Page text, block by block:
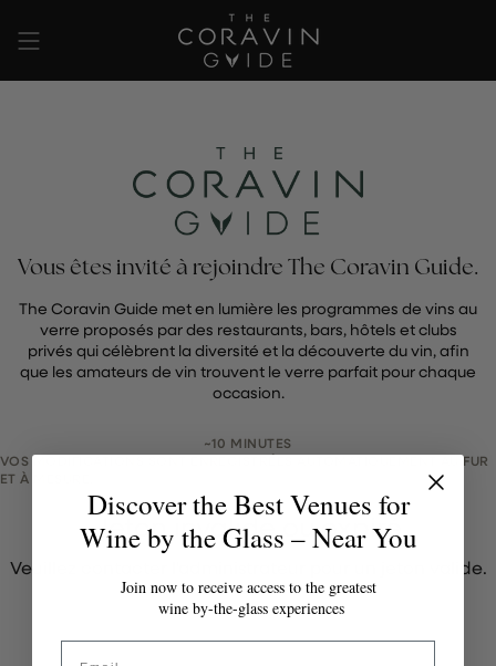
au
contenu
de
Vous êtes invité à rejoindre The Coravin Guide.
The Coravin Guide met en lumière les programmes de vins au
verre proposés par des restaurants, bars, hôtels et clubs
privés qui célèbrent la diversité et la découverte du vin, afin
que les amateurs de vin trouvent le verre parfait pour chaque
occasion.
~10 MINUTES
VOS MODIFICATIONS SONT ENREGISTRÉES AUTOMATIQUEMENT AU FUR
ET À MESURE.
Jeton invalide ou expiré
Veuillez contacter l'administrateur pour un jeton valide.
Discover the Best Venues for
Wine by the Glass – Near You
Join now to receive access to the greatest
wine by-the-glass experiences
Email